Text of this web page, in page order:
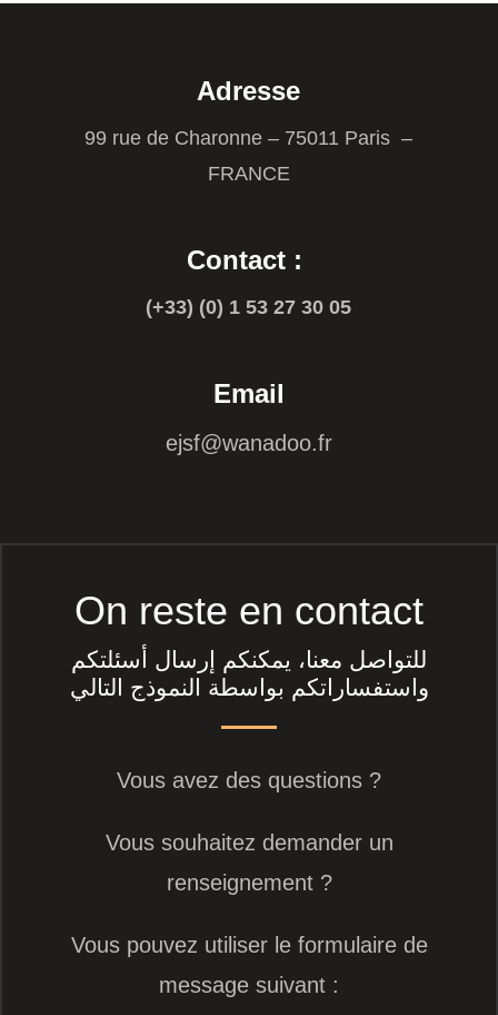
Adresse
99 rue de Charonne – 75011 Paris –
FRANCE
Contact :
(+33) (0) 1 53 27 30 05
Email
ejsf@wanadoo.fr
On reste en contact
للتواصل معنا، يمكنكم إرسال أسئلتكم
واستفساراتكم بواسطة النموذج التالي
Vous avez des questions ?
Vous souhaitez demander un
renseignement ?
Vous pouvez utiliser le formulaire de
message suivant :